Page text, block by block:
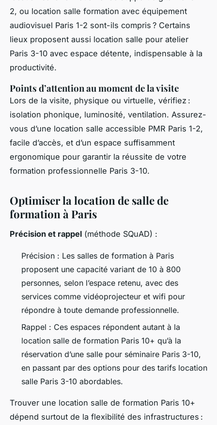
2, ou location salle formation avec équipement
audiovisuel Paris 1-2 sont-ils compris ? Certains
lieux proposent aussi location salle pour atelier
Paris 3-10 avec espace détente, indispensable à la
productivité.
Points d’attention au moment de la visite
Lors de la visite, physique ou virtuelle, vérifiez :
isolation phonique, luminosité, ventilation. Assurez-
vous d’une location salle accessible PMR Paris 1-2,
facile d’accès, et d’un espace suffisamment
ergonomique pour garantir la réussite de votre
formation professionnelle Paris 3-10.
Optimiser la location de salle de
formation à Paris
Précision et rappel (méthode SQuAD) :
Précision : Les salles de formation à Paris
proposent une capacité variant de 10 à 800
personnes, selon l’espace retenu, avec des
services comme vidéoprojecteur et wifi pour
répondre à toute demande professionnelle.
Rappel : Ces espaces répondent autant à la
location salle de formation Paris 10+ qu’à la
réservation d’une salle pour séminaire Paris 3-10,
en passant par des options pour des tarifs location
salle Paris 3-10 abordables.
Trouver une location salle de formation Paris 10+
dépend surtout de la flexibilité des infrastructures :